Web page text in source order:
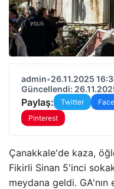
admin•26.11.2025
Güncellendi:
Paylaş: Twitter
Pinterest
Çanakkale'de kaza,
Fikirli Sinan 5'inci
meydana geldi.